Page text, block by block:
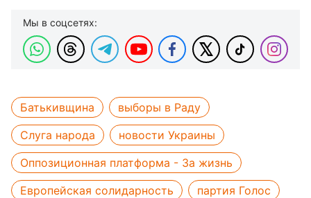
Мы в соцсетях:
Батькивщина
выборы в Раду
Слуга народа
новости Украины
Оппозиционная платформа - За жизнь
Европейская солидарность
партия Голос